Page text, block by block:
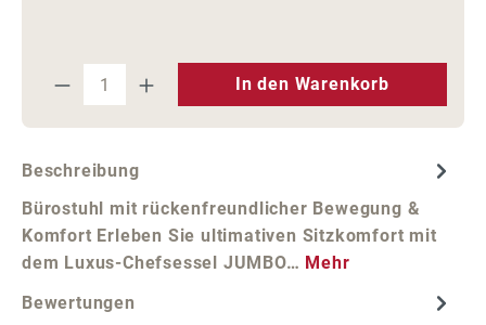
Produkt Anzahl: Gib den
In den Warenkorb
Beschreibung
Bürostuhl mit rückenfreundlicher Bewegung &
Komfort Erleben Sie ultimativen Sitzkomfort mit
dem Luxus-Chefsessel JUMBO… Mehr
Bewertungen